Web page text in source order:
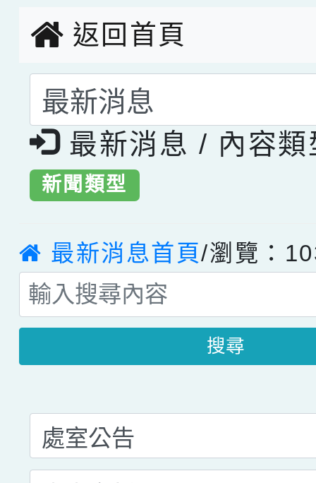
返回首頁
選擇後頁面內容會更
最新消息 / 內容類
新聞類型
最新消息首頁/瀏覽：
搜尋